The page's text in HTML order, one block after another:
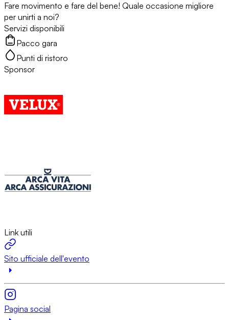
Fare movimento e fare del bene! Quale occasione migliore
per unirti a noi?
Servizi disponibili
Pacco gara
Punti di ristoro
Sponsor
Link utili
Sito ufficiale dell'evento
Pagina social